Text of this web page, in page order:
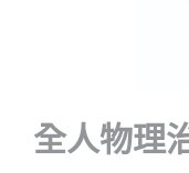
全人物理